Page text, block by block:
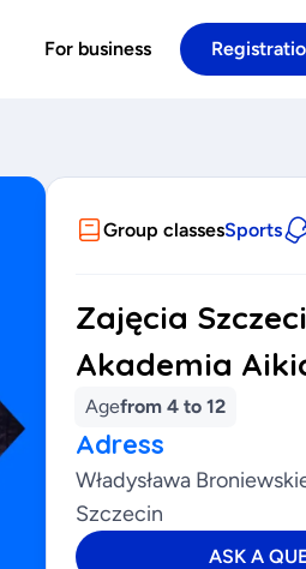
For business
Group classesSports
Zajęcia
Akademia
Agefrom 4 to 12
Adress
Władysława
Szczecin
ASK A